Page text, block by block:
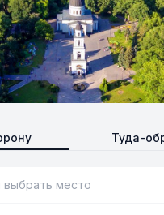
Туда-